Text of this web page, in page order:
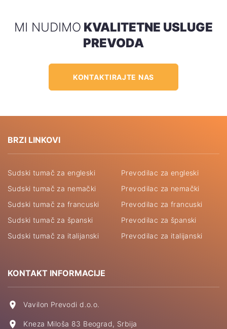
MI NUDIMO KVALITETNE USLUGE
PREVODA
KONTAKTIRAJTE NAS
BRZI LINKOVI
Sudski tumač za engleski
Sudski tumač za nemački
Sudski tumač za francuski
Sudski tumač za španski
Sudski tumač za italijanski
Prevodilac za engleski
Prevodilac za nemački
Prevodilac za francuski
Prevodilac za španski
Prevodilac za italijanski
KONTAKT INFORMACIJE
Vavilon Prevodi d.o.o.
Kneza Miloša 83 Beograd, Srbija